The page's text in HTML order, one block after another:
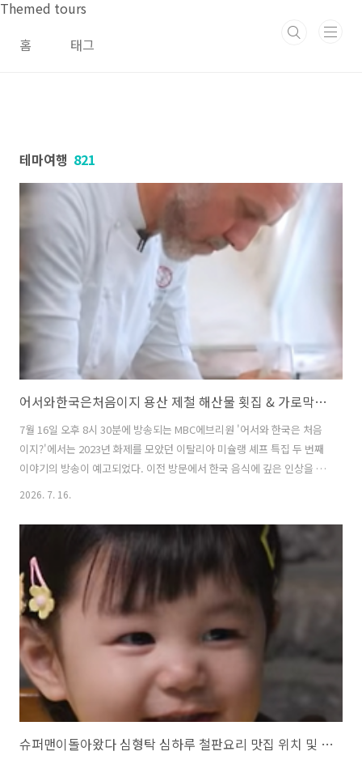
본문 바로가기
Themed tours
홈
태그
테마여행 821
어서와한국은처음이지 용산 제철 해산물 횟집 & 가로막살 맛집 위치 총정리 feat. 이탈리아 미슐랭 셰프
7월 16일 오후 8시 30분에 방송되는 MBC에브리원 '어서와 한국은 처음
이지?'에서는 2023년 화제를 모았던 이탈리아 미슐랭 셰프 특집 두 번째
이야기의 방송이 예고되었다. 이전 방문에서 한국 음식에 깊은 인상을 받
은 레레가 셰프 다니엘레, 마테오와 함께 재방문해 한국 여름 음식 문화
을 목적지로 삼아 여름 제철 해산물 15종 회를 맛보고, 가로막살 등 특수
부위 고기를 즐겼으며, 해장국집까지 방문하며 한국 음식 먹방을 선보인
다. 이번 글에서는 어서와 한국은 처음이지 이탈리아 미슐랭 셰프 편에서
이들이 방문한 1차 장소인 용산의 특수어종 제철 자연산회 & 해산물 횟
집 그리고 2차 장소인 용산 가로막살, 특수부위 맛집에 대해 자세히..
2026. 7. 16.
슈퍼맨이돌아왔다 심형탁 심하루 철판요리 맛집 위치 및 방문팁